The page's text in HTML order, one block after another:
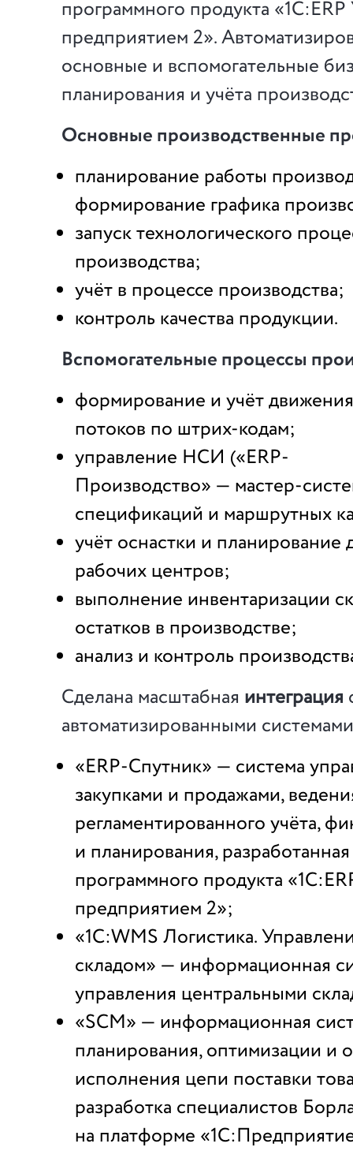
программного продукта
предприятием 2».
основные и вспомогательные
планирования и учёта
Основные производственные
планирование работы
формирование графика
запуск технологического
производства;
учёт в процессе производства;
контроль качества продукции.
Вспомогательные процессы
формирование и учёт
потоков по штрих-кодам;
управление НСИ («ERP-
Производство» — мастер-
спецификаций и маршрутных
учёт оснастки и планирование
рабочих центров;
выполнение инвентаризации
остатков в производстве;
анализ и контроль
Сделана масштабная интеграция
автоматизированными
«ERP-Спутник» — система
закупками и продажами,
регламентированного учёта,
и планирования,
программного продукта
предприятием 2»;
«1С:WMS Логистика.
складом» — информационная
управления центральными
«SCM» — информационная
планирования, оптимизации и
исполнения цепи поставки
разработка специалистов
на платформе